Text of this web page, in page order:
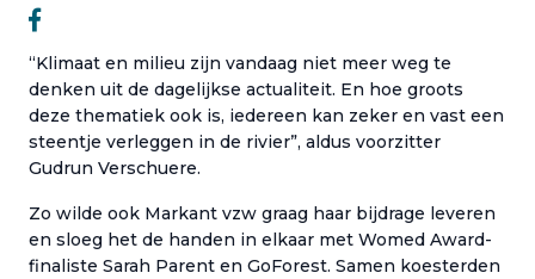
“Klimaat en milieu zijn vandaag niet meer weg te
denken uit de dagelijkse actualiteit. En hoe groots
deze thematiek ook is, iedereen kan zeker en vast een
steentje verleggen in de rivier”, aldus voorzitter
Gudrun Verschuere.
Zo wilde ook Markant vzw graag haar bijdrage leveren
en sloeg het de handen in elkaar met Womed Award-
finaliste Sarah Parent en GoForest. Samen koesterden